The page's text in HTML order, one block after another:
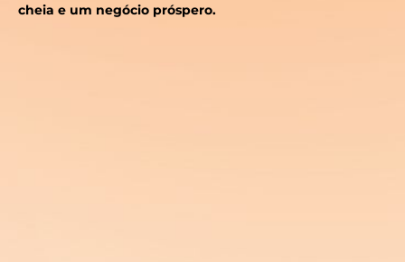
cheia e um negócio próspero.